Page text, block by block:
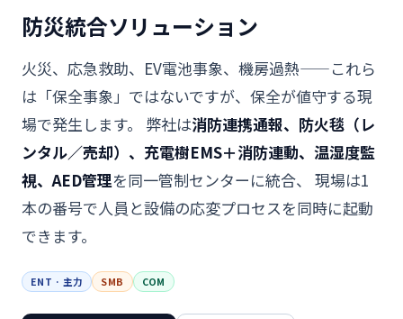
防災統合ソリューション
火災、応急救助、EV電池事象、機房過熱——これら
は「保全事象」ではないですが、保全が値守する現
場で発生します。 弊社は消防連携通報、防火毯（レ
ンタル／売却）、充電樹EMS＋消防連動、温湿度監
視、AED管理を同一管制センターに統合、 現場は1
本の番号で人員と設備の応変プロセスを同時に起動
できます。
ENT · 主力 SMB COM